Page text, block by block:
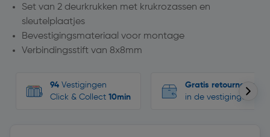
Set van 2 deurkrukken met krukrozassen en
sleutelplaatjes
Bevestigingsmateriaal voor montage
Verbindingsstift van 8x8mm
94 Vestigingen
Click & Collect 10min
Gratis retourneren
in de vestigingen